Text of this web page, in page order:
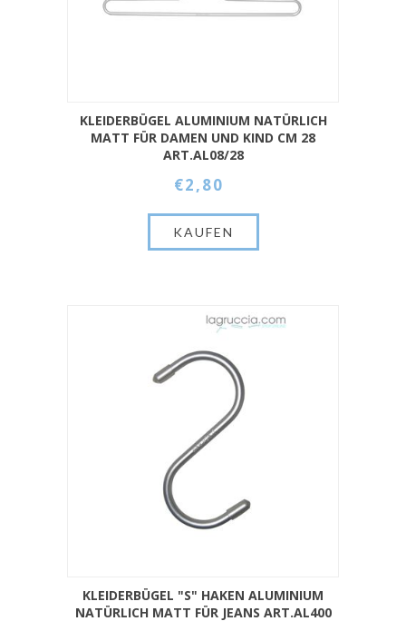
KLEIDERBÜGEL ALUMINIUM NATÜRLICH
MATT FÜR DAMEN UND KIND CM 28
ART.AL08/28
€2,80
KLEIDERBÜGEL "S" HAKEN ALUMINIUM
NATÜRLICH MATT FÜR JEANS ART.AL400